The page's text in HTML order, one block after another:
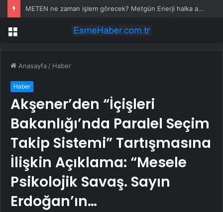
METEN ne zaman işlem görecek? Metgün Enerji halka arz kaç lot verdi?
Menü
Anasayfa / Haber
Haber
Akşener’den “İçişleri
Bakanlığı’nda Paralel Seçim
Takip Sistemi” Tartışmasına
İlişkin Açıklama: “Mesele
Psikolojik Savaş. Sayın
Erdoğan’ın…